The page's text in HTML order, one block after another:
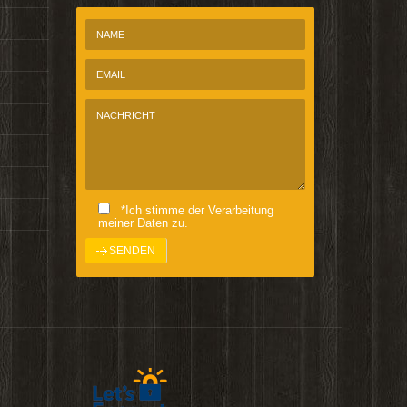
*Ich stimme der Verarbeitung
meiner Daten zu.